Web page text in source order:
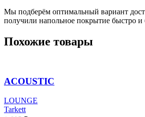
Мы подберём оптимальный вариант
получили напольное покрытие быстро и
Похожие товары
ACOUSTIC
LOUNGE
Tarkett